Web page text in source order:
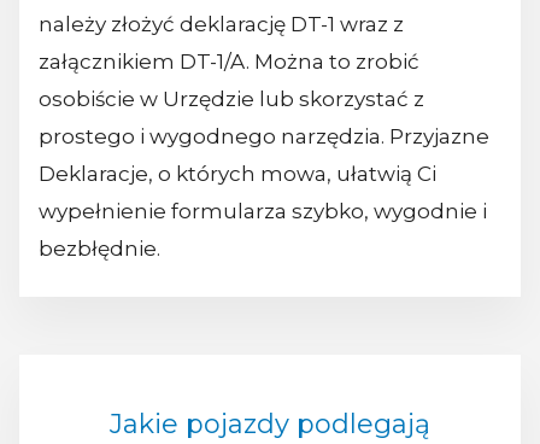
należy złożyć deklarację DT-1 wraz z
załącznikiem DT-1/A. Można to zrobić
osobiście w Urzędzie lub skorzystać z
prostego i wygodnego narzędzia. Przyjazne
Deklaracje, o których mowa, ułatwią Ci
wypełnienie formularza szybko, wygodnie i
bezbłędnie.
Jakie pojazdy podlegają